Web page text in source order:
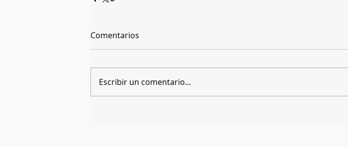
Comentarios
Escribir un comentario...